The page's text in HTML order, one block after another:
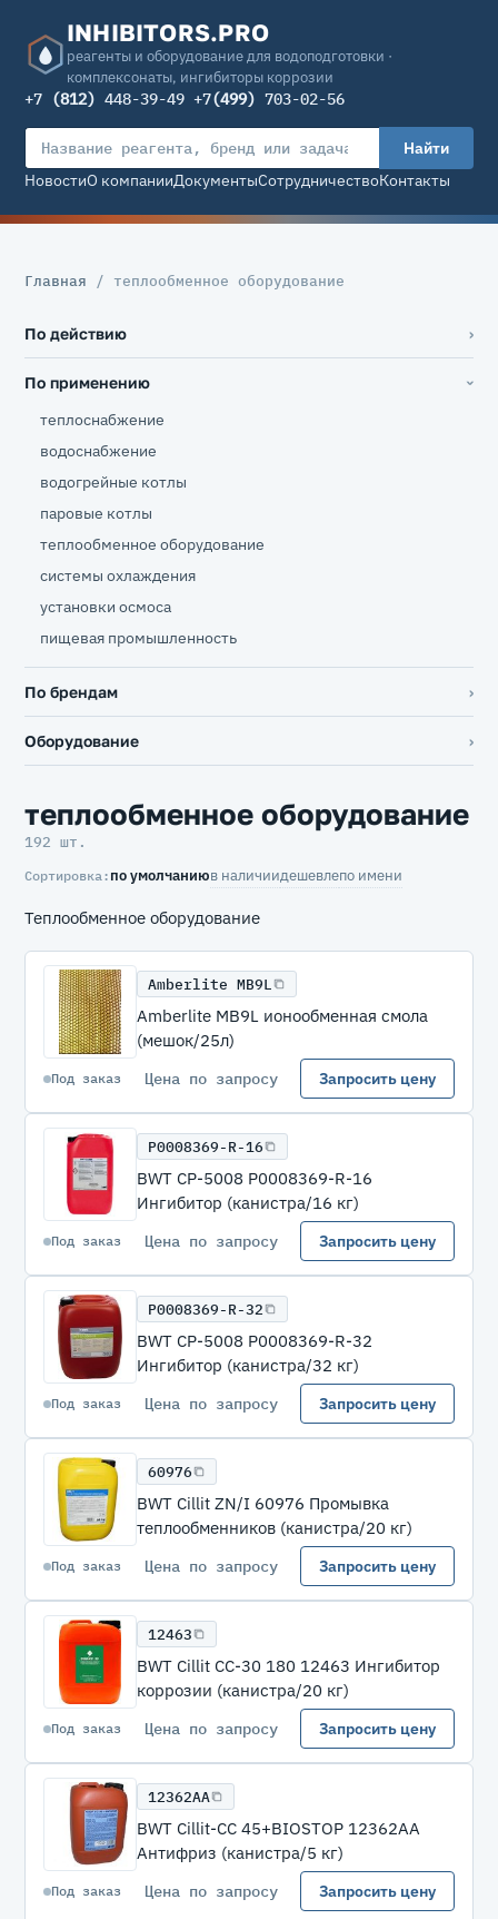
INHIBITORS.PRO
реагенты и оборудование для водоподготовки ·
комплексонаты, ингибиторы коррозии
+7 (812) 448-39-49 +7(499) 703-02-56
Найти
НовостиО компанииДокументыСотрудничествоКонтакты
Главная / теплообменное оборудование
По действию
По применению
теплоснабжение
водоснабжение
водогрейные котлы
паровые котлы
теплообменное оборудование
системы охлаждения
установки осмоса
пищевая промышленность
По брендам
Оборудование
теплообменное оборудование
192 шт.
Сортировка: по умолчаниюв наличиидешевлепо имени
Теплообменное оборудование
Amberlite MB9L
Amberlite MB9L ионообменная смола
(мешок/25л)
Под заказ Цена по запросу Запросить цену
P0008369-R-16
BWT CP-5008 P0008369-R-16
Ингибитор (канистра/16 кг)
Под заказ Цена по запросу Запросить цену
P0008369-R-32
BWT CP-5008 P0008369-R-32
Ингибитор (канистра/32 кг)
Под заказ Цена по запросу Запросить цену
60976
BWT Cillit ZN/I 60976 Промывка
теплообменников (канистра/20 кг)
Под заказ Цена по запросу Запросить цену
12463
BWT Cillit СС-30 180 12463 Ингибитор
коррозии (канистра/20 кг)
Под заказ Цена по запросу Запросить цену
12362АА
BWT Cillit-CC 45+BIOSTOP 12362АА
Антифриз (канистра/5 кг)
Под заказ Цена по запросу Запросить цену